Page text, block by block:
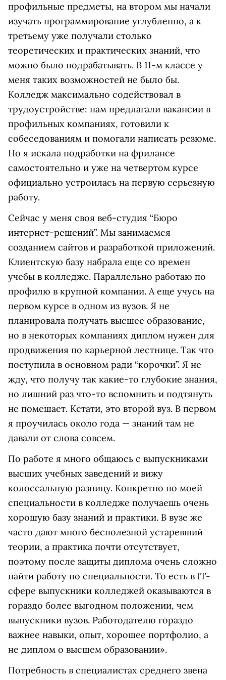
профильные предметы, на втором мы начали
изучать программирование углубленно, а к
третьему уже получали столько
теоретических и практических знаний, что
можно было подрабатывать. В 11-м классе у
меня таких возможностей не было бы.
Колледж максимально содействовал в
трудоустройстве: нам предлагали вакансии в
профильных компаниях, готовили к
собеседованиям и помогали написать резюме.
Но я искала подработки на фрилансе
самостоятельно и уже на четвертом курсе
официально устроилась на первую серьезную
работу.
Сейчас у меня своя веб-студия “Бюро
интернет-решений”. Мы занимаемся
созданием сайтов и разработкой приложений.
Клиентскую базу набрала еще со времен
учебы в колледже. Параллельно работаю по
профилю в крупной компании. А еще учусь на
первом курсе в одном из вузов. Я не
планировала получать высшее образование,
но в некоторых компаниях диплом нужен для
продвижения по карьерной лестнице. Так что
поступила в основном ради “корочки”. Я не
жду, что получу так какие-то глубокие знания,
но лишний раз что-то вспомнить и подтянуть
не помешает. Кстати, это второй вуз. В первом
я проучилась около года — знаний там не
давали от слова совсем.
По работе я много общаюсь с выпускниками
высших учебных заведений и вижу
колоссальную разницу. Конкретно по моей
специальности в колледже получаешь очень
хорошую базу знаний и практики. В вузе же
часто дают много бесполезной устаревший
теории, а практика почти отсутствует,
поэтому после защиты диплома очень сложно
найти работу по специальности. То есть в IT-
сфере выпускники колледжей оказываются в
гораздо более выгодном положении, чем
выпускники вузов. Работодателю гораздо
важнее навыки, опыт, хорошее портфолио, а
не диплом о высшем образовании».
Потребность в специалистах среднего звена